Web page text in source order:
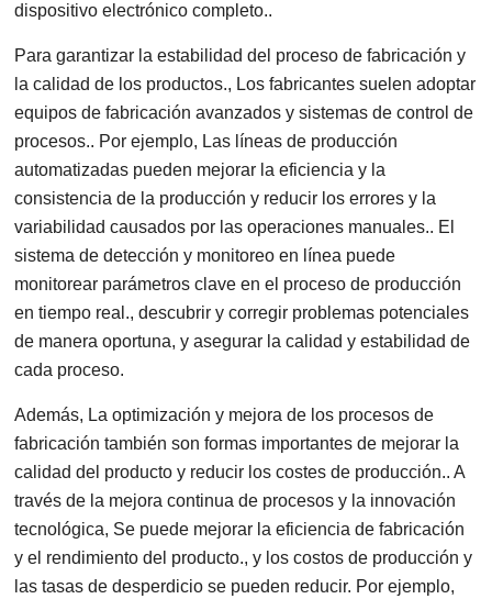
dispositivo electrónico completo..
Para garantizar la estabilidad del proceso de fabricación y
la calidad de los productos., Los fabricantes suelen adoptar
equipos de fabricación avanzados y sistemas de control de
procesos.. Por ejemplo, Las líneas de producción
automatizadas pueden mejorar la eficiencia y la
consistencia de la producción y reducir los errores y la
variabilidad causados ​​por las operaciones manuales.. El
sistema de detección y monitoreo en línea puede
monitorear parámetros clave en el proceso de producción
en tiempo real., descubrir y corregir problemas potenciales
de manera oportuna, y asegurar la calidad y estabilidad de
cada proceso.
Además, La optimización y mejora de los procesos de
fabricación también son formas importantes de mejorar la
calidad del producto y reducir los costes de producción.. A
través de la mejora continua de procesos y la innovación
tecnológica, Se puede mejorar la eficiencia de fabricación
y el rendimiento del producto., y los costos de producción y
las tasas de desperdicio se pueden reducir. Por ejemplo,